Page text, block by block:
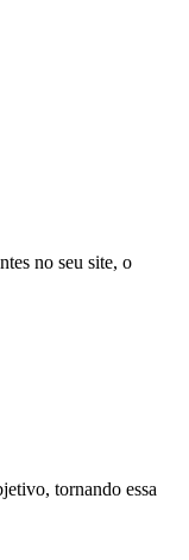
no seu site, o
tornando essa